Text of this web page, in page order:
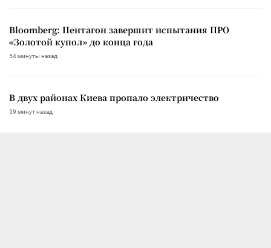
Bloomberg: Пентагон завершит испытания ПРО
«Золотой купол» до конца года
54 минуты назад
В двух районах Киева пропало электричество
59 минут назад